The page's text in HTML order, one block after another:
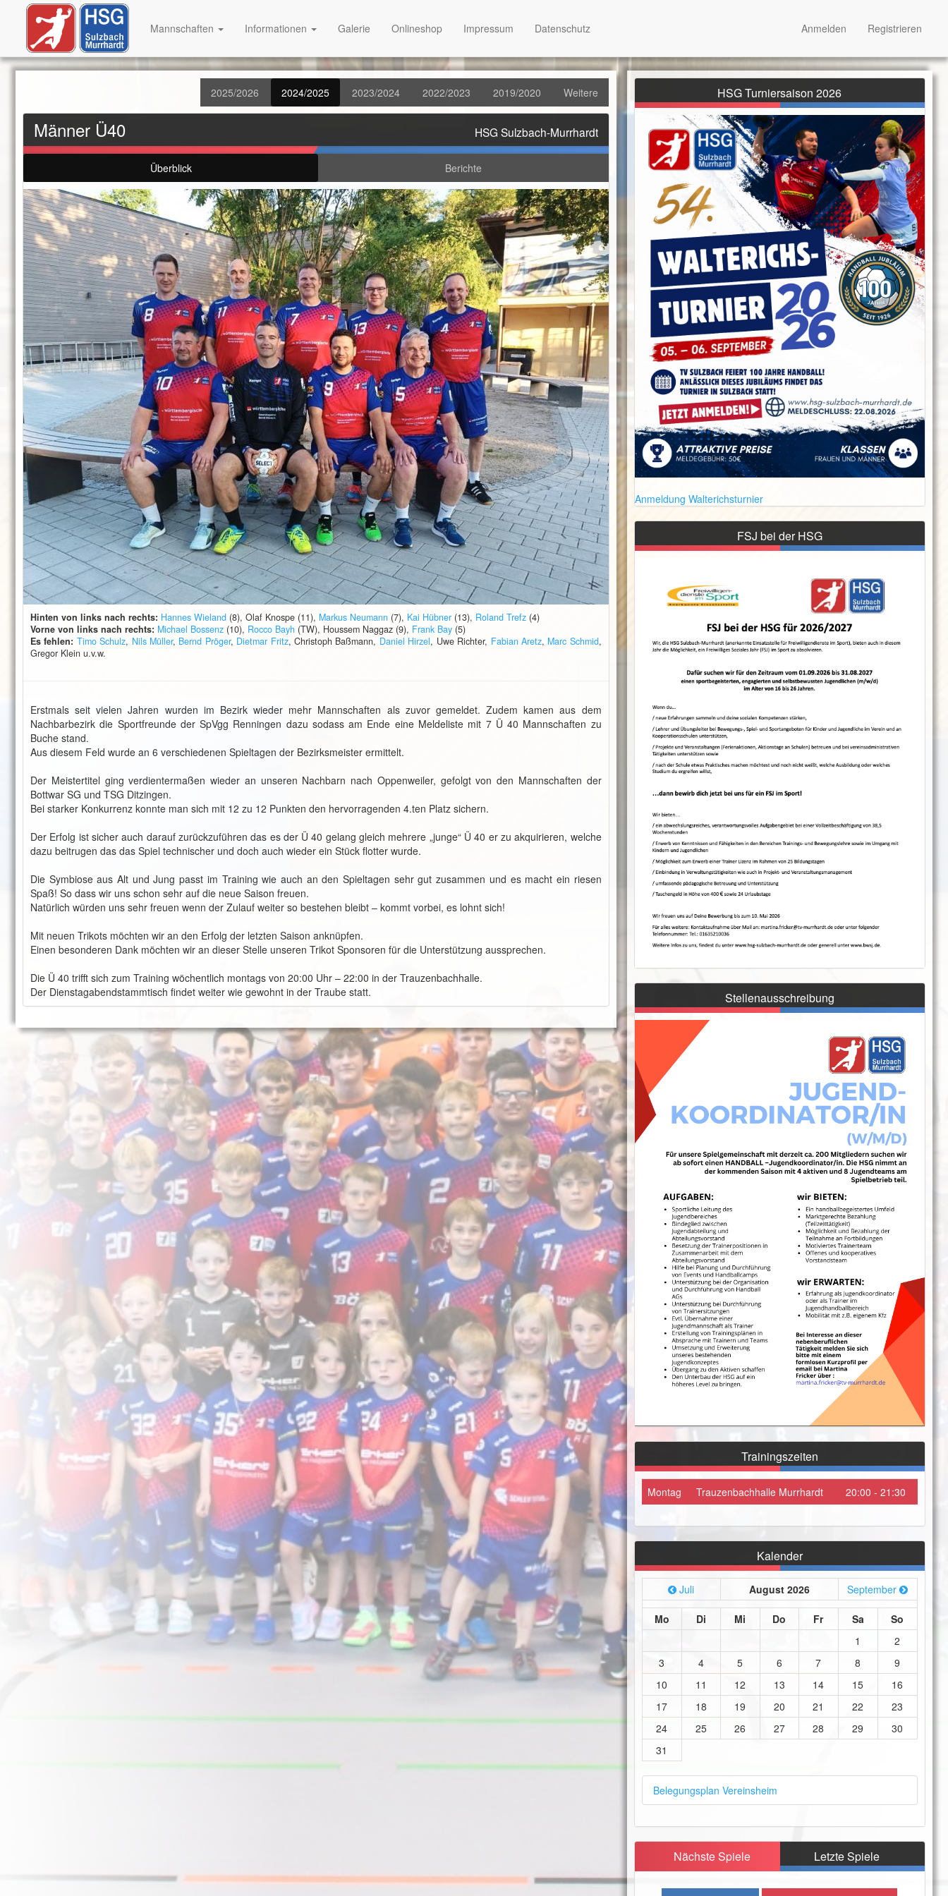
2025/2026 2024/2025 2023/2024 2022/2023 2019/2020 Weitere
Männer Ü40 HSG Sulzbach-Murrhardt
Überblick Berichte
Hinten von links nach rechts: Hannes Wieland (8), Olaf Knospe (11), Markus Neumann (7), Kai Hübner (13), Roland Trefz (4)
Vorne von links nach rechts: Michael Bossenz (10), Rocco Bayh (TW), Houssem Naggaz (9), Frank Bay (5)
Es fehlen: Timo Schulz, Nils Müller, Bernd Pröger, Dietmar Fritz, Christoph Baßmann, Daniel Hirzel, Uwe Richter, Fabian Aretz, Marc Schmid,
Gregor Klein u.v.w.
Erstmals seit vielen Jahren wurden im Bezirk wieder mehr Mannschaften als zuvor gemeldet. Zudem kamen aus dem
Nachbarbezirk die Sportfreunde der SpVgg Renningen dazu sodass am Ende eine Meldeliste mit 7 Ü 40 Mannschaften zu
Buche stand.
Aus diesem Feld wurde an 6 verschiedenen Spieltagen der Bezirksmeister ermittelt.
Der Meistertitel ging verdientermaßen wieder an unseren Nachbarn nach Oppenweiler, gefolgt von den Mannschaften der
Bottwar SG und TSG Ditzingen.
Bei starker Konkurrenz konnte man sich mit 12 zu 12 Punkten den hervorragenden 4.ten Platz sichern.
Der Erfolg ist sicher auch darauf zurückzuführen das es der Ü 40 gelang gleich mehrere „junge“ Ü 40 er zu akquirieren, welche
dazu beitrugen das das Spiel technischer und doch auch wieder ein Stück flotter wurde.
Die Symbiose aus Alt und Jung passt im Training wie auch an den Spieltagen sehr gut zusammen und es macht ein riesen
Spaß! So dass wir uns schon sehr auf die neue Saison freuen.
Natürlich würden uns sehr freuen wenn der Zulauf weiter so bestehen bleibt – kommt vorbei, es lohnt sich!
Mit neuen Trikots möchten wir an den Erfolg der letzten Saison anknüpfen.
Einen besonderen Dank möchten wir an dieser Stelle unseren Trikot Sponsoren für die Unterstützung aussprechen.
Die Ü 40 trifft sich zum Training wöchentlich montags von 20:00 Uhr – 22:00 in der Trauzenbachhalle.
Der Dienstagabendstammtisch findet weiter wie gewohnt in der Traube statt.
HSG Turniersaison 2026
Anmeldung Walterichsturnier
FSJ bei der HSG
Stellenausschreibung
Trainingszeiten
Montag Trauzenbachhalle Murrhardt 20:00 - 21:30
Kalender
Juli August 2026 September
Mo Di Mi Do Fr Sa
So
1
2
3
4 5 6 7 8
9
10
11 12 13 14 15
16
17
18 19 20 21 22
23
24
25 26 27 28 29
30
31
Belegungsplan Vereinsheim
Nächste Spiele Letzte Spiele
Mannschaften Informationen Galerie Onlineshop Impressum Datenschutz Anmelden Registrieren